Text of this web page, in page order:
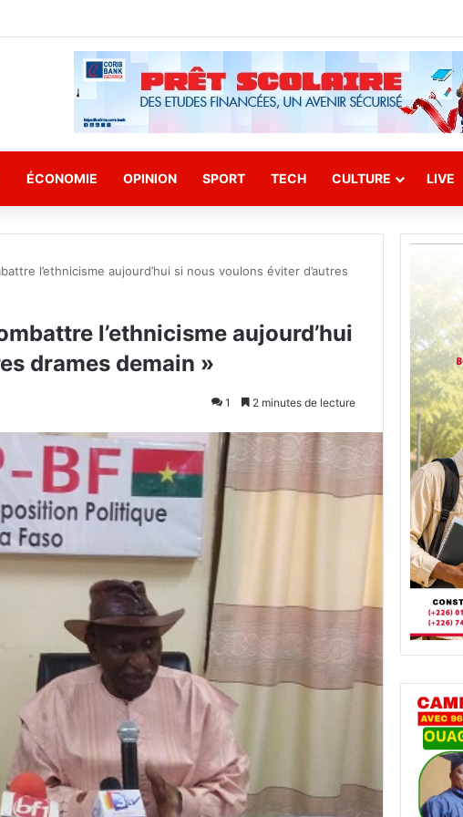
ÉCONOMIE OPINION SPORT TECH CULTURE LIVE
l’ethnicisme aujourd’hui si nous voulons éviter d’autres
l’ethnicisme aujourd’hui
drames demain »
1 2 minutes de lecture